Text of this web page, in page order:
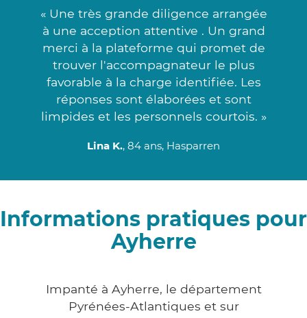
« Une très grande diligence arrangée
à une acception attentive . Un grand
merci à la plateforme qui promet de
trouver l'accompagnateur le plus
favorable à la charge identifiée. Les
réponses sont élaborées et sont
limpides et les personnels courtois. »
Lina K., 84 ans, Hasparren
Informations pratiques pour
Ayherre
Impanté à Ayherre, le département
Pyrénées-Atlantiques et sur